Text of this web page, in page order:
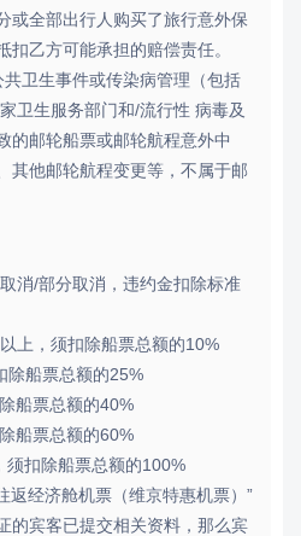
或全部出行人购买了旅行意外保
扣乙方可能承担的赔偿责任。
卫生事件或传染病管理（包括
卫生服务部门和/流行性 病毒及
的邮轮船票或邮轮航程意外中
其他邮轮航程变更等，不属于邮
消/部分取消，违约金扣除标准
上，须扣除船票总额的10%
除船票总额的25%
船票总额的40%
船票总额的60%
扣除船票总额的100%
返经济舱机票（维京特惠机票）”
的宾客已提交相关资料，那么宾